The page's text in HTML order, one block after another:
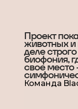
Проект
животных
деле
биофония,
свое место
Команда